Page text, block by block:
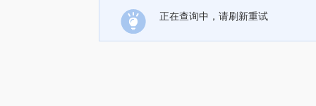
正在查询中，请刷新重试